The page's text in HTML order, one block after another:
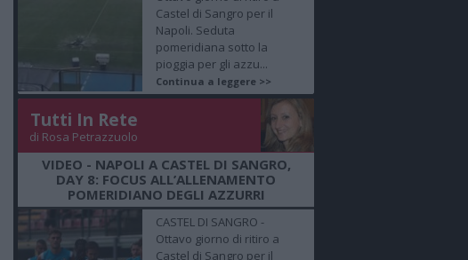
Castel di Sangro per il
Napoli. Seduta
pomeridiana sotto la
pioggia per gli azzu...
Continua a leggere >>
Tutti In Rete
di Rosa Petrazzuolo
VIDEO - NAPOLI A CASTEL DI SANGRO,
DAY 8: FOCUS ALL’ALLENAMENTO
POMERIDIANO DEGLI AZZURRI
CASTEL DI SANGRO -
Ottavo giorno di ritiro a
Castel di Sangro per il